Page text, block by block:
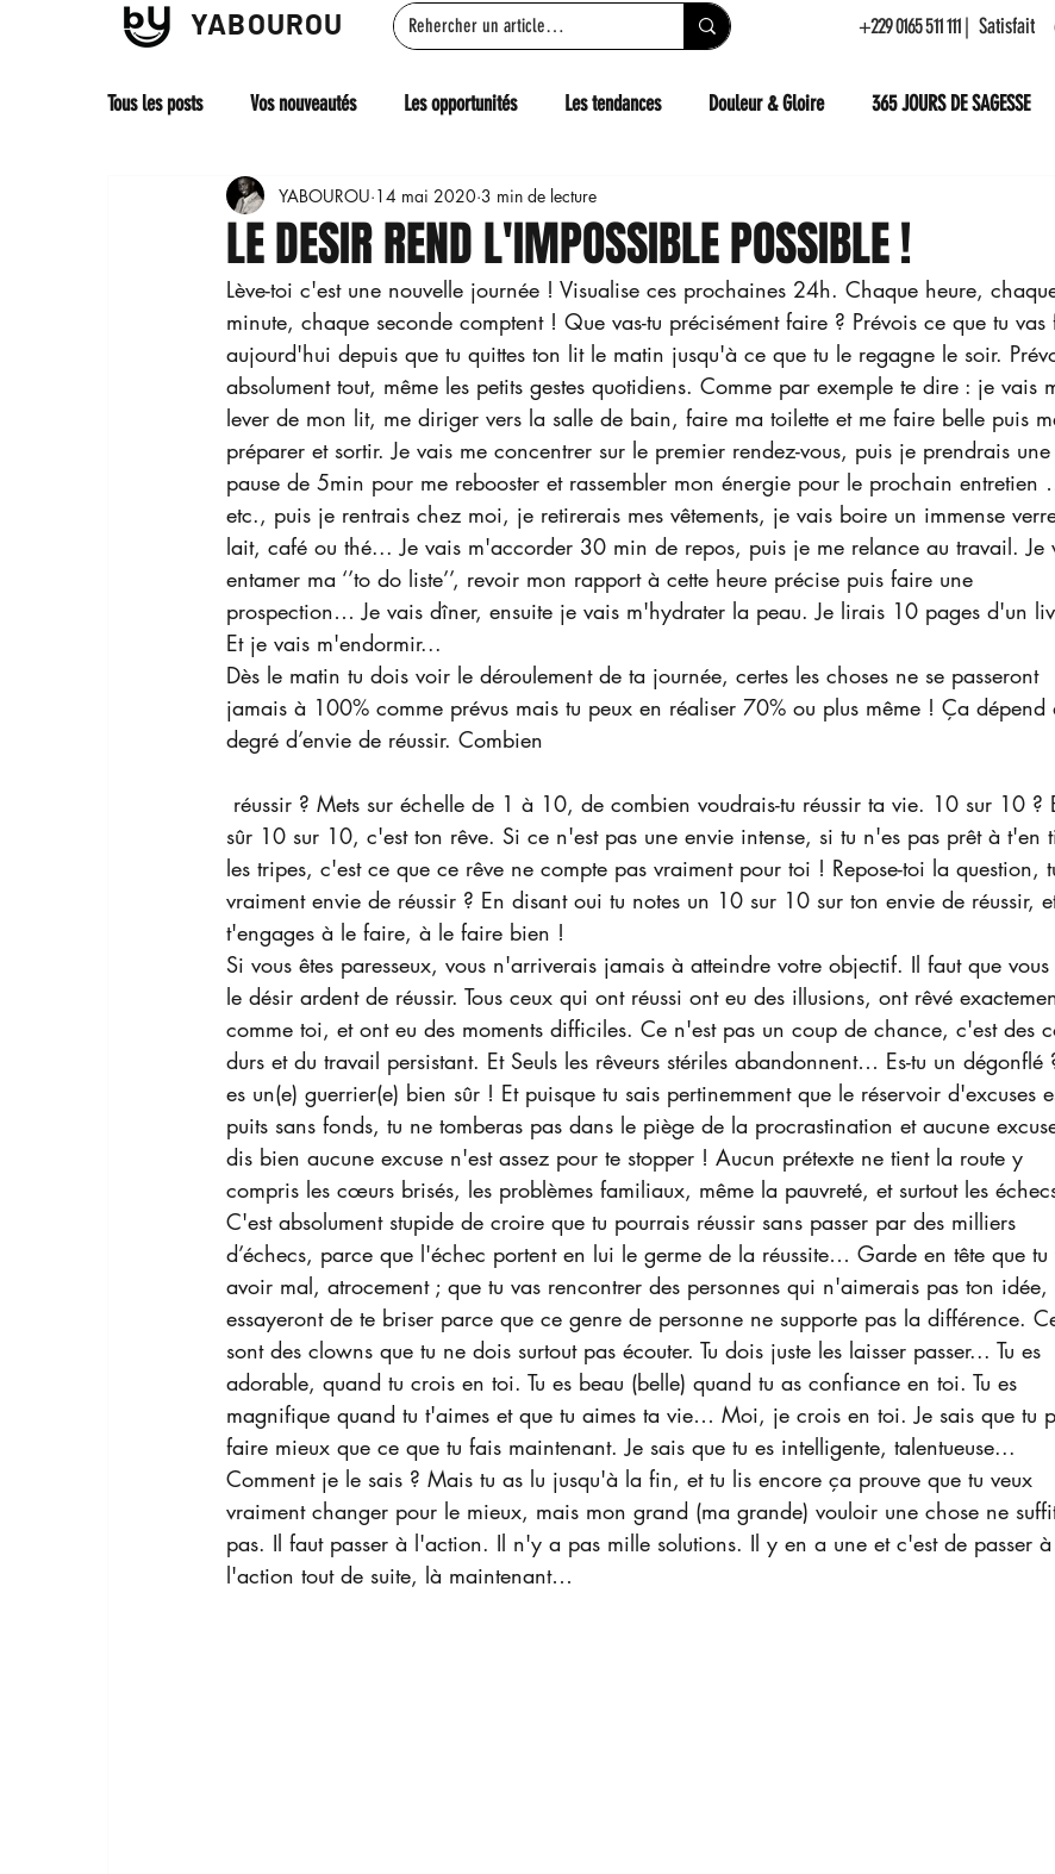
YABOUROU +229 0165 511 111| Satisfait
Tous les posts Vos nouveautés Les opportunités Les tendances Douleur & Gloire 365 JOURS DE SAGESSE
LE DESIR REND L'IMPOSSIBLE POSSIBLE !
YABOUROU 14 mai 2020 3 min de lecture
Lève-toi c'est une nouvelle journée ! Visualise ces prochaines 24h. Chaque heure,
minute, chaque seconde comptent ! Que vas-tu précisément faire ? Prévois ce que tu vas
aujourd'hui depuis que tu quittes ton lit le matin jusqu'à ce que tu le regagne le soir.
absolument tout, même les petits gestes quotidiens. Comme par exemple te dire : je vais
lever de mon lit, me diriger vers la salle de bain, faire ma toilette et me faire belle puis
préparer et sortir. Je vais me concentrer sur le premier rendez-vous, puis je prendrais une
pause de 5min pour me rebooster et rassembler mon énergie pour le prochain entretien
etc., puis je rentrais chez moi, je retirerais mes vêtements, je vais boire un immense
lait, café ou thé... Je vais m'accorder 30 min de repos, puis je me relance au travail. Je
entamer ma ‘’to do liste’’, revoir mon rapport à cette heure précise puis faire une
prospection… Je vais dîner, ensuite je vais m'hydrater la peau. Je lirais 10 pages d'un
Et je vais m'endormir...
Dès le matin tu dois voir le déroulement de ta journée, certes les choses ne se passeront
jamais à 100% comme prévus mais tu peux en réaliser 70% ou plus même ! Ça dépend
degré d’envie de réussir. Combien
sûr 10 sur 10, c'est ton rêve. Si ce n'est pas une envie intense, si tu n'es pas prêt à t'en
les tripes, c'est ce que ce rêve ne compte pas vraiment pour toi ! Repose-toi la question,
vraiment envie de réussir ? En disant oui tu notes un 10 sur 10 sur ton envie de réussir,
t'engages à le faire, à le faire bien !
Si vous êtes paresseux, vous n'arriverais jamais à atteindre votre objectif. Il faut que
le désir ardent de réussir. Tous ceux qui ont réussi ont eu des illusions, ont rêvé
comme toi, et ont eu des moments difficiles. Ce n'est pas un coup de chance, c'est des
durs et du travail persistant. Et Seuls les rêveurs stériles abandonnent… Es-tu un dégonflé
es un(e) guerrier(e) bien sûr ! Et puisque tu sais pertinemment que le réservoir d'excuses
puits sans fonds, tu ne tomberas pas dans le piège de la procrastination et aucune
dis bien aucune excuse n'est assez pour te stopper ! Aucun prétexte ne tient la route y
compris les cœurs brisés, les problèmes familiaux, même la pauvreté, et surtout les
C'est absolument stupide de croire que tu pourrais réussir sans passer par des milliers
d’échecs, parce que l'échec portent en lui le germe de la réussite… Garde en tête que tu
avoir mal, atrocement ; que tu vas rencontrer des personnes qui n'aimerais pas ton idée,
essayeront de te briser parce que ce genre de personne ne supporte pas la différence.
sont des clowns que tu ne dois surtout pas écouter. Tu dois juste les laisser passer... Tu es
adorable, quand tu crois en toi. Tu es beau (belle) quand tu as confiance en toi. Tu es
magnifique quand tu t'aimes et que tu aimes ta vie… Moi, je crois en toi. Je sais que tu
faire mieux que ce que tu fais maintenant. Je sais que tu es intelligente, talentueuse...
Comment je le sais ? Mais tu as lu jusqu'à la fin, et tu lis encore ça prouve que tu veux
vraiment changer pour le mieux, mais mon grand (ma grande) vouloir une chose ne
pas. Il faut passer à l'action. Il n'y a pas mille solutions. Il y en a une et c'est de passer à
l'action tout de suite, là maintenant…